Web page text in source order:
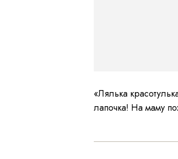
«Лялька
лапочка! На маму